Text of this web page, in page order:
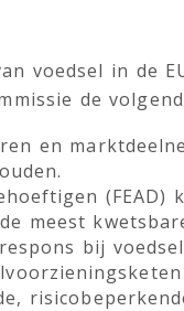
voedsel in de
de
en
(FEAD)
meest
bij